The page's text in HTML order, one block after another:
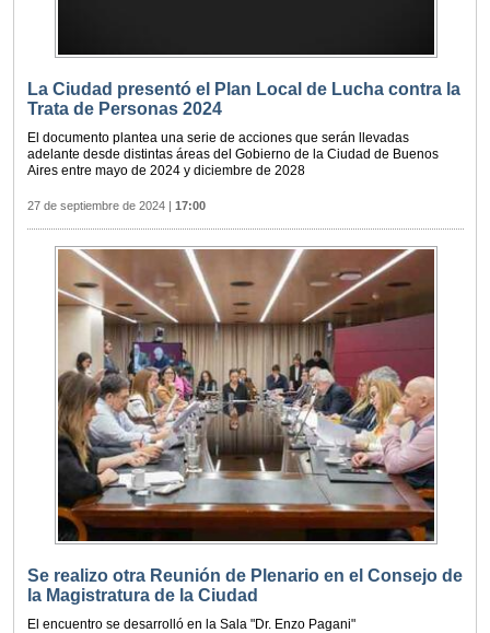
La Ciudad presentó el Plan Local de Lucha contra la
Trata de Personas 2024
El documento plantea una serie de acciones que serán llevadas
adelante desde distintas áreas del Gobierno de la Ciudad de Buenos
Aires entre mayo de 2024 y diciembre de 2028
27 de septiembre de 2024 17:00
Se realizo otra Reunión de Plenario en el Consejo de
la Magistratura de la Ciudad
El encuentro se desarrolló en la Sala "Dr. Enzo Pagani"